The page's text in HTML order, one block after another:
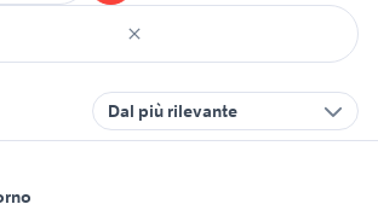
Dal più rilevante